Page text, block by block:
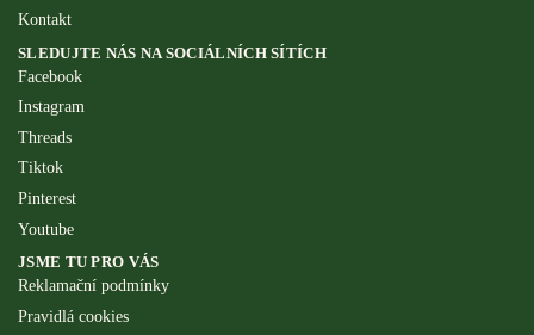
Kontakt
SLEDUJTE NÁS NA SOCIÁLNÍCH SÍTÍCH
Facebook
Instagram
Threads
Tiktok
Pinterest
Youtube
JSME TU PRO VÁS
Reklamační podmínky
Pravidlá cookies